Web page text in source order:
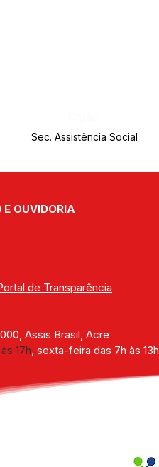
Sec. Assistência Social
E OUVIDORIA
de Transparência
Assis Brasil, Acre
17h, sexta-feira das 7h às 13h